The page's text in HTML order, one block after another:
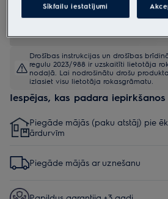
Drošības instrukcijas un drošības
regulu 2023/988 ir uzskaitīti lietotāja
nodaļā. Lai nodrošinātu drošu
izlasiet visu lietotāja rokasgrāmatu.
Iespējas, kas padara
Piegāde mājās (paku atstāj) pie
ārdurvīm
Piegāde mājās ar uznešanu
Sīkfailu iestatījumi